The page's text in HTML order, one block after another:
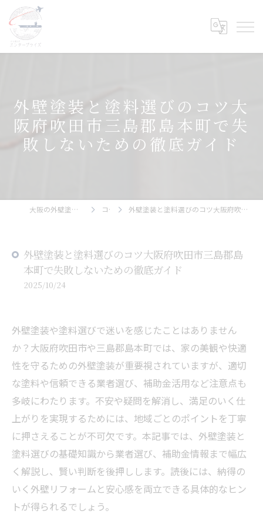
外壁塗装と塗料選びのコツ大
阪府吹田市三島郡島本町で失
敗しないための徹底ガイド
大阪の外壁塗装ならエンタープライズ コラム 外壁塗装と塗料選びのコツ大阪府吹田市三島郡島本町で失敗しないための徹底ガイド
外壁塗装と塗料選びのコツ大阪府吹田市三島郡島
本町で失敗しないための徹底ガイド
2025/10/24
外壁塗装や塗料選びで迷いを感じたことはありません
か？大阪府吹田市や三島郡島本町では、家の美観や快適
性を守るための外壁塗装が重要視されていますが、適切
な塗料や信頼できる業者選び、補助金活用など注意点も
多岐にわたります。不安や疑問を解消し、満足のいく仕
上がりを実現するためには、地域ごとのポイントを丁寧
に押さえることが不可欠です。本記事では、外壁塗装と
塗料選びの基礎知識から業者選び、補助金情報まで幅広
く解説し、賢い判断を後押しします。読後には、納得の
いく外壁リフォームと安心感を両立できる具体的なヒン
トが得られるでしょう。